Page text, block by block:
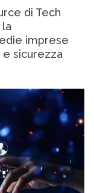
di Tech
la
imprese
sicurezza